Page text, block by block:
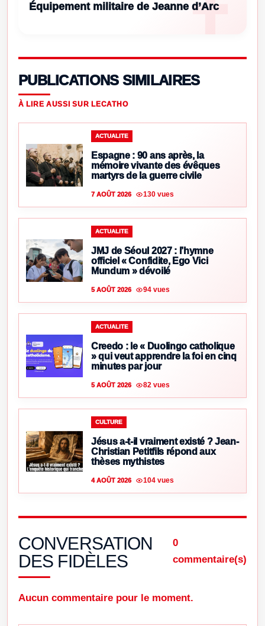
Équipement militaire de Jeanne d’Arc
PUBLICATIONS SIMILAIRES
À LIRE AUSSI SUR LECATHO
ACTUALITE
Espagne : 90 ans après, la
mémoire vivante des évêques
martyrs de la guerre civile
7 AOÛT 2026 130 vues
ACTUALITE
JMJ de Séoul 2027 : l’hymne
officiel « Confidite, Ego Vici
Mundum » dévoilé
5 AOÛT 2026 94 vues
ACTUALITE
Creedo : le « Duolingo catholique
» qui veut apprendre la foi en cinq
minutes par jour
5 AOÛT 2026 82 vues
CULTURE
Jésus a-t-il vraiment existé ? Jean-
Christian Petitfils répond aux
thèses mythistes
4 AOÛT 2026 104 vues
CONVERSATION
DES FIDÈLES
0
commentaire(s)
Aucun commentaire pour le moment.